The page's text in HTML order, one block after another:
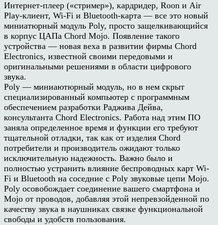
Интернет-плеер («стример»), кардридер, Roon и Air
Play-клиент, Wi-Fi и Bluetooth-карта — все это новый
миниатюрный модуль Poly, просто защелкивающийся
в корпус ЦАПа Chord Mojo. Появление такого
устройства — новая веха в развитии фирмы Chord
Electronics, известной своими передовыми и
оригинальными решениями в области цифрового
звука.
Poly — миниаютюрный модуль, но в нем скрыт
специализированный компьютер с программным
обеспечением разработки Раджива Дейва,
консультанта Chord Electronics. Работа над этим ПО
заняла определенное время и функции его требуют
тщательной отладки, так как от изделия Chord
потребители и производитель ожидают только
исключительную надежность. Важно было и
полностью устранить влияние беспроводных карт Wi-
Fi и Bluetooth на соседние с Poly звуковые цепи Mojo.
Poly осовобождает соединение вашего смартфона и
Mojo от проводов, добавляя этой непревзойденной по
качеству звука в наушниках связке функциональной
свободы и удобств пользования.